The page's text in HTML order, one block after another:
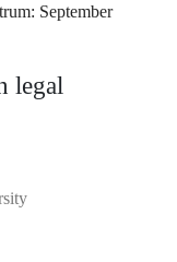
September
legal